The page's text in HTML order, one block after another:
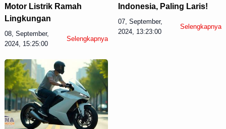
Motor Listrik Ramah
Lingkungan
08, September,
2024, 15:25:00
Selengkapnya
Indonesia, Paling Laris!
07, September,
2024, 13:23:00
Selengkapnya